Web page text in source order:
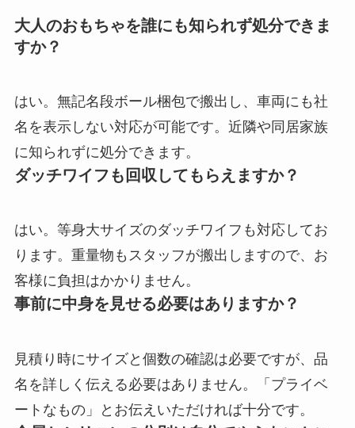
大人のおもちゃを誰にも知られず処分できま
すか？
はい。無記名段ボール梱包で搬出し、車両にも社
名を表示しない対応が可能です。近隣や同居家族
に知られずに処分できます。
ダッチワイフも回収してもらえますか？
はい。等身大サイズのダッチワイフも対応してお
ります。重量物もスタッフが搬出しますので、お
客様に負担はかかりません。
事前に中身を見せる必要はありますか？
見積り時にサイズと個数の確認は必要ですが、品
名を詳しく伝える必要はありません。「プライベ
ートなもの」とお伝えいただければ十分です。